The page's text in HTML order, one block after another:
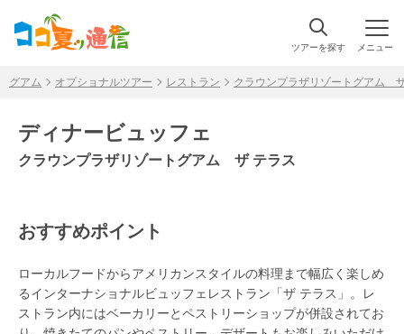
ツアーを探す
グアム オプショナルツアー レストラン クラウンプラザリゾートグアム
ディナービュッフェ
クラウンプラザリゾートグアム ザ テラス
おすすめポイント
ローカルフードからアメリカンスタイルの料理まで幅広く楽しめ
るインターナショナルビュッフェレストラン「ザ テラス」。レ
ストラン内にはベーカリーとペストリーショップが併設されてお
メニュー